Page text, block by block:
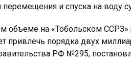
и спуска на воду
объеме на «Тобольском
привлечь порядка двух
РФ №295,